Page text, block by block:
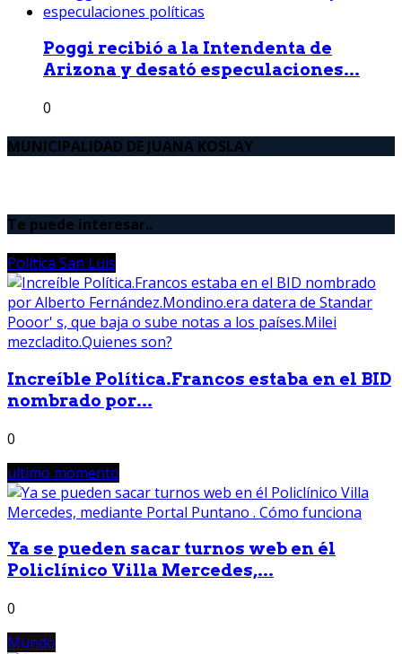
Poggi recibió a la Intendenta de
Arizona y desató especulaciones...
0
MUNICIPALIDAD DE JUANA KOSLAY
Te puede interesar..
Política San Luis
Increíble Política.Francos estaba en el BID
nombrado por...
0
ultimo momento
Ya se pueden sacar turnos web en él
Policlínico Villa Mercedes,...
0
Mundo